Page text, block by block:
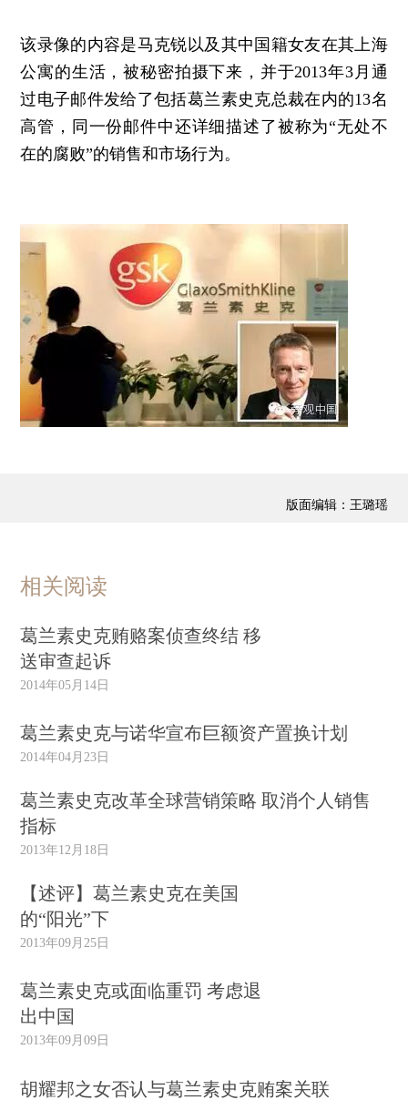
该录像的内容是马克锐以及其中国籍女友在其上海
公寓的生活，被秘密拍摄下来，并于2013年3月通
过电子邮件发给了包括葛兰素史克总裁在内的13名
高管，同一份邮件中还详细描述了被称为“无处不
在的腐败”的销售和市场行为。
版面编辑：王璐瑶
相关阅读
葛兰素史克贿赂案侦查终结 移
送审查起诉
2014年05月14日
葛兰素史克与诺华宣布巨额资产置换计划
2014年04月23日
葛兰素史克改革全球营销策略 取消个人销售
指标
2013年12月18日
【述评】葛兰素史克在美国
的“阳光”下
2013年09月25日
葛兰素史克或面临重罚 考虑退
出中国
2013年09月09日
胡耀邦之女否认与葛兰素史克贿案关联